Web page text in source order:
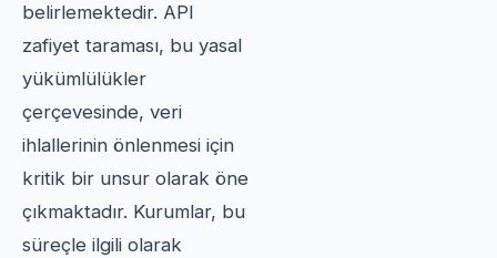
belirlemektedir. API
zafiyet taraması, bu yasal
yükümlülükler
çerçevesinde, veri
ihlallerinin önlenmesi için
kritik bir unsur olarak öne
çıkmaktadır. Kurumlar, bu
süreçle ilgili olarak